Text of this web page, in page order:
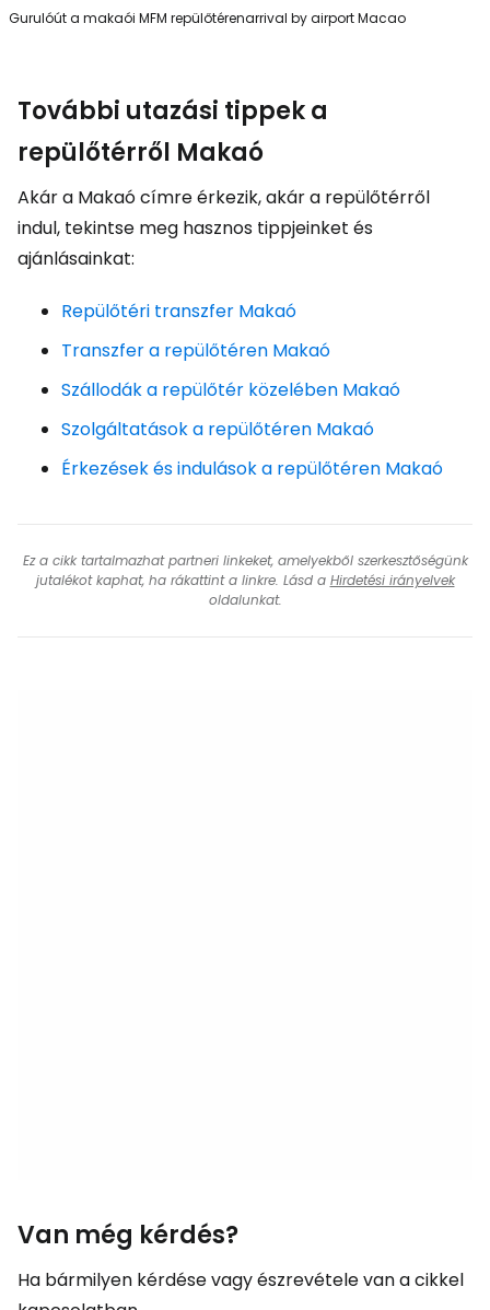
Gurulóút a makaói MFM repülőtérenarrival by airport Macao
További utazási tippek a
repülőtérről Makaó
Akár a Makaó címre érkezik, akár a repülőtérről
indul, tekintse meg hasznos tippjeinket és
ajánlásainkat:
Repülőtéri transzfer Makaó
Transzfer a repülőtéren Makaó
Szállodák a repülőtér közelében Makaó
Szolgáltatások a repülőtéren Makaó
Érkezések és indulások a repülőtéren Makaó
Ez a cikk tartalmazhat partneri linkeket, amelyekből szerkesztőségünk
jutalékot kaphat, ha rákattint a linkre. Lásd a Hirdetési irányelvek
oldalunkat.
Van még kérdés?
Ha bármilyen kérdése vagy észrevétele van a cikkel